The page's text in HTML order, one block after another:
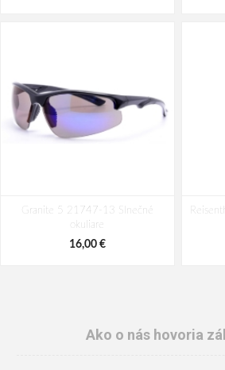
Granite 5 21747-13 Slnečné
okuliare
16,00 €
Ako o nás hovoria